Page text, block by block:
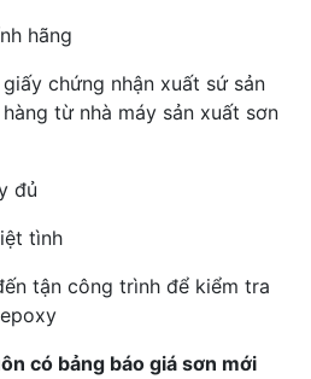
hãng
chứng nhận xuất sứ sản
từ nhà máy sản xuất sơn
đủ
tình
tận công trình để kiểm tra
có bảng báo giá sơn mới